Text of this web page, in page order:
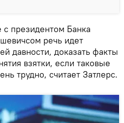
с президентом Банка
речь идет
давности, доказать факты
взятки, если таковые
трудно, считает Затлерс.